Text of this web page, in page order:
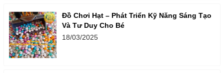
Đồ Chơi Hạt – Phát Triển Kỹ Năng Sáng Tạo
Và Tư Duy Cho Bé
18/03/2025